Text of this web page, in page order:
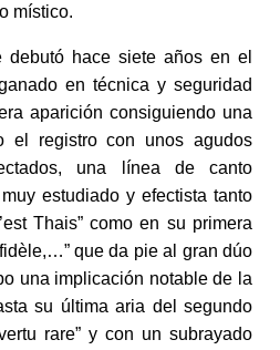
místico.
hace siete años en el
en técnica y seguridad
aparición consiguiendo una
el registro con unos agudos
una línea de canto
estudiado y efectista tanto
Thais” como en su primera
que da pie al gran dúo
una implicación notable de la
su última aria del segundo
rare” y con un subrayado